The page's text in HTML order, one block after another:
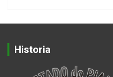
Historia